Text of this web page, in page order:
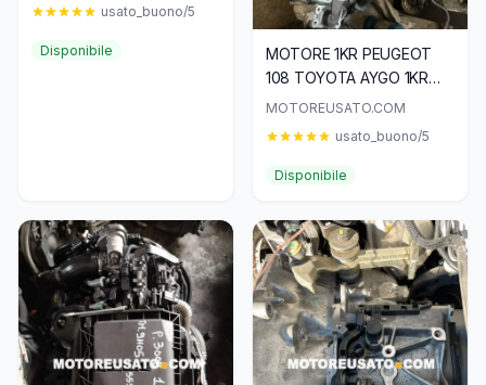
usato_buono/5
Disponibile
MOTORE 1KR PEUGEOT
108 TOYOTA AYGO 1KR
2021
MOTOREUSATO.COM
usato_buono/5
Disponibile